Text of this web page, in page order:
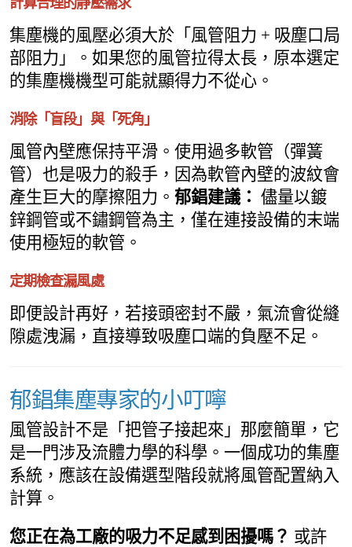
集塵機的風壓必須大於「風管阻力 + 吸塵口局
部阻力」。如果您的風管拉得太長，原本選定
的集塵機機型可能就顯得力不從心。
消除「盲段」與「死角」
風管內壁應保持平滑。使用過多軟管（彈簧
管）也是吸力的殺手，因為軟管內壁的波紋會
產生巨大的摩擦阻力。 郁錩建議： 儘量以鍍
鋅鋼管或不鏽鋼管為主，僅在連接設備的末端
使用極短的軟管。
定期檢查漏風處
即便設計再好，若接頭密封不嚴，氣流會從縫
隙處洩漏，直接導致吸塵口端的負壓不足。
郁錩集塵專家的小叮嚀
風管設計不是「把管子接起來」那麼簡單，它
是一門涉及流體力學的科學。一個成功的集塵
系統，應該在設備選型階段就將風管配置納入
計算。
您正在為工廠的吸力不足感到困擾嗎？ 或許